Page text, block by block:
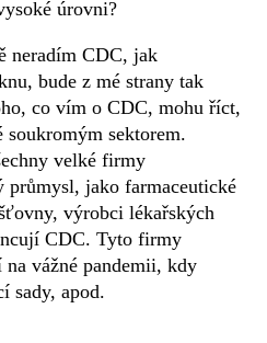
úrovni?
neradím CDC, jak
bude z mé strany tak
co vím o CDC, mohu říct,
soukromým sektorem.
velké firmy
průmysl, jako farmaceutické
výrobci lékařských
CDC. Tyto firmy
vážné pandemii, kdy
sady, apod.